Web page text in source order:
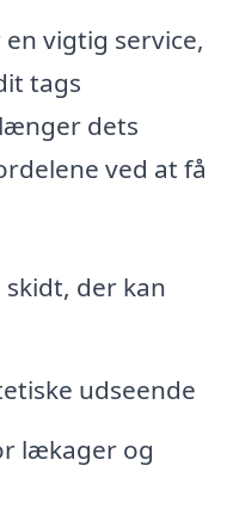
vigtig service,
tags
dets
ved at få
skidt, der kan
udseende
lækager og